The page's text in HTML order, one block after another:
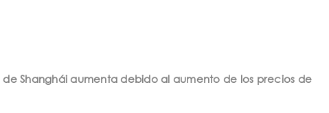
Shanghái aumenta debido al aumento de los precios de